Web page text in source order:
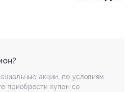
акции, по условиям
приобрести купон со